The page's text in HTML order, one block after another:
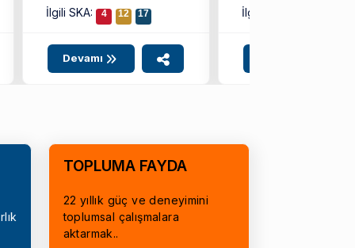
İlgili SKA: 4 12 17
Devamı
İlgili SKA:
TOPLUMA FAYDA
22 yıllık güç ve deneyimini
toplumsal çalışmalara
aktarmak..